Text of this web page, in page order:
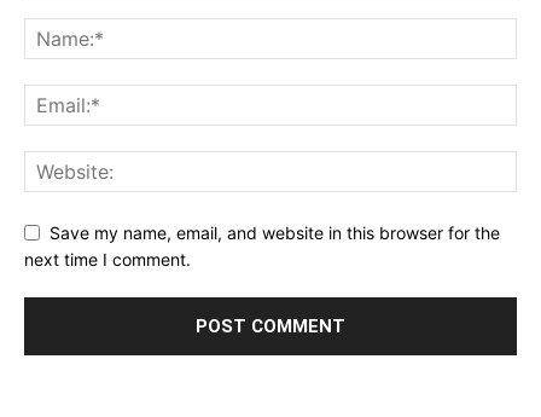
Save my name, email, and website in this browser for the
next time I comment.